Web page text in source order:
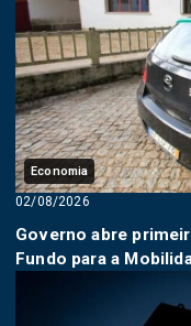
Economia
02/08/2026
Governo abre
Fundo para a